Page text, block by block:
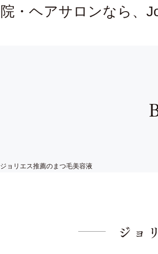
ジョリエス推薦のまつ毛美容液
ジョ